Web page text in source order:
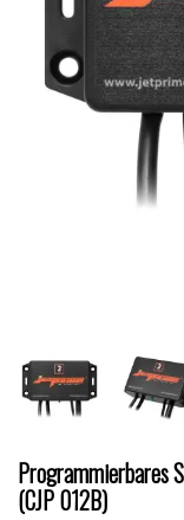
Programmierbares
(CJP 012B)